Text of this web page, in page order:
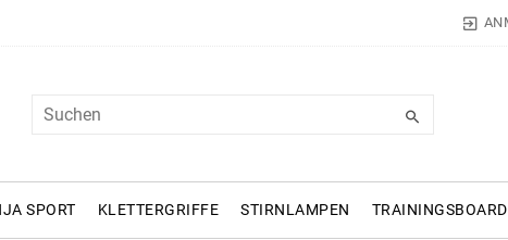
SPORT KLETTERGRIFFE STIRNLAMPEN